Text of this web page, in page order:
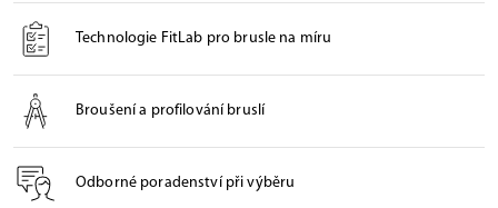
Technologie FitLab pro brusle na míru
Broušení a profilování bruslí
Odborné poradenství při výběru